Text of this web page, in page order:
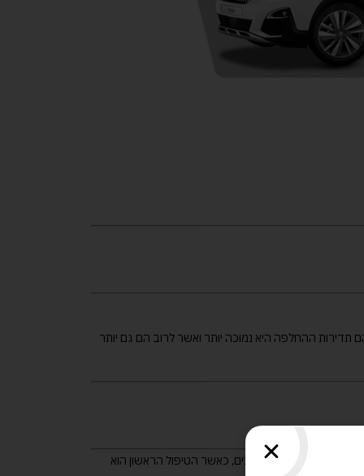
תדירות ההחלפה היא נמוכה יותר ואשר לרוב הם גם יותר
כל המרכיבים המוחלפים ברכב בטיפול התקופתי הינם חשובים ונחוצים עבור נהיגה בטוחה ברכב. הטיפול התקופתי ברכבי PEUGEOT – 3008 מתבצע במרווחים קבועים, כאשר הטיפול הראשון הוא